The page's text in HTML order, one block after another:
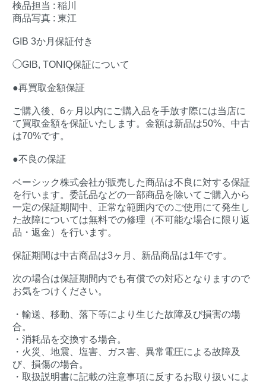
検品担当 : 稲川
商品写真 : 東江
GIB 3か月保証付き
◯GIB, TONIQ保証について
●再買取金額保証
ご購入後、6ヶ月以内にご購入品を手放す際には当店に
て買取金額を保証いたします。金額は新品は50%、中古
は70%です。
●不良の保証
ベーシック株式会社が販売した商品は不良に対する保証
を行います。委託品などの一部商品を除いてご購入から
一定の保証期間中、正常な範囲内でのご使用にて発生し
た故障については無料での修理（不可能な場合に限り返
品・返金）を行います。
保証期間は中古商品は3ヶ月、新品商品は1年です。
次の場合は保証期間内でも有償での対応となりますので
お気をつけください。
・輸送、移動、落下等により生じた故障及び損害の場
合。
・消耗品を交換する場合。
・火災、地震、塩害、ガス害、異常電圧による故障及
び、損傷の場合。
・取扱説明書に記載の注意事項に反するお取り扱いによ